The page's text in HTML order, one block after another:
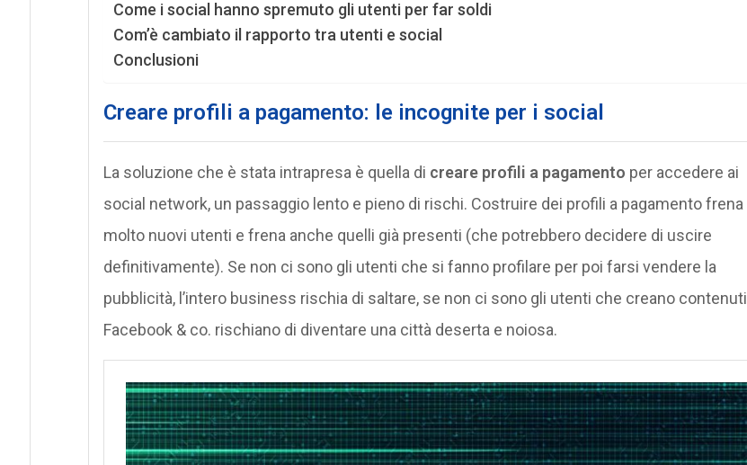
Come i social hanno spremuto gli utenti per far soldi
Com’è cambiato il rapporto tra utenti e social
Conclusioni
Creare profili a pagamento: le incognite per i social
La soluzione che è stata intrapresa è quella di creare profili a pagamento per accedere ai
social network, un passaggio lento e pieno di rischi. Costruire dei profili a pagamento frena
molto nuovi utenti e frena anche quelli già presenti (che potrebbero decidere di uscire
definitivamente). Se non ci sono gli utenti che si fanno profilare per poi farsi vendere la
pubblicità, l’intero business rischia di saltare, se non ci sono gli utenti che creano contenuti
Facebook & co. rischiano di diventare una città deserta e noiosa.